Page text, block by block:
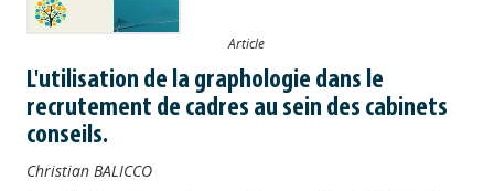
Article
L'utilisation de la graphologie dans le
recrutement de cadres au sein des cabinets
conseils.
Christian BALICCO